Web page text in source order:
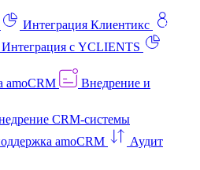
Интеграция Клиентикс
Интеграция с YCLIENTS
amoCRM
Внедрение и
CRM-системы
amoCRM
Аудит